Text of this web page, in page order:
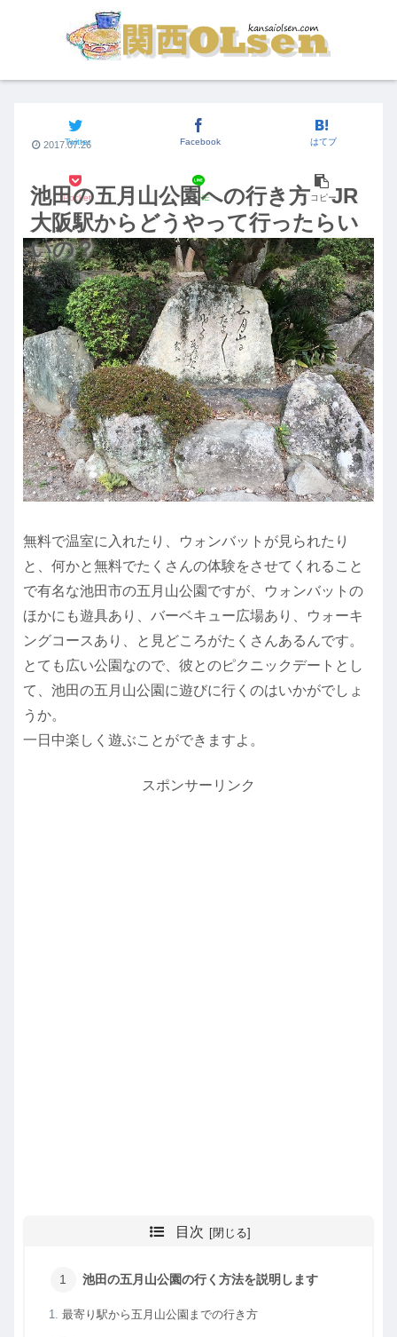
池田の五月山公園への行き方 JR
大阪駅からどうやって行ったらい
いの？
Twitter Facebook はてブ
Pocket LINE コピー
2017.07.26
無料で温室に入れたり、ウォンバットが見られたり
と、何かと無料でたくさんの体験をさせてくれること
で有名な池田市の五月山公園ですが、ウォンバットの
ほかにも遊具あり、バーベキュー広場あり、ウォーキ
ングコースあり、と見どころがたくさんあるんです。
とても広い公園なので、彼とのピクニックデートとし
て、池田の五月山公園に遊びに行くのはいかがでしょ
うか。
一日中楽しく遊ぶことができますよ。
スポンサーリンク
目次
池田の五月山公園の行く方法を説明します
最寄り駅から五月山公園までの行き方